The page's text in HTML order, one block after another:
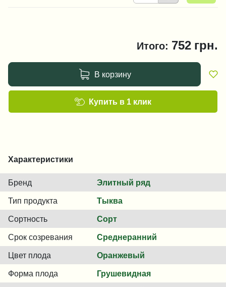
Итого: 752 грн.
В корзину
Купить в 1 клик
Характеристики
Бренд Элитный ряд
Тип продукта Тыква
Сортность Сорт
Срок созревания Среднеранний
Цвет плода Оранжевый
Форма плода Грушевидная